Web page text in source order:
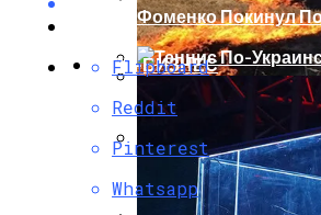
Репетицию Парада
В Швеции Белый
Фоменко Покинул
Теннис По-
Роналду Остается В
ШОУ-БИЗНЕС
Flipboard
Reddit
Pinterest
Whatsapp